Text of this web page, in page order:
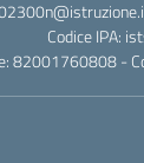
Codice IPA:
82001760808 -